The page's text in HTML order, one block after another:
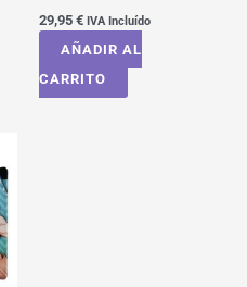
29,95 € IVA Incluído
AÑADIR AL
CARRITO